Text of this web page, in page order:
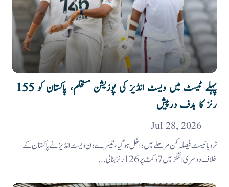
پہلے ٹیسٹ میں ویسٹ انڈیز کی پوزیشن مستحکم، پاکستان کو 155
رنز کا ہدف درپیش
ٹروبا ٹیسٹ فیصلہ کن مرحلے میں داخل ہوگیا، تیسرے دن ویسٹ انڈیز نے پاکستان کے
خلاف دوسری اننگز میں 7 وکٹ پر 126 رنز بنالی...